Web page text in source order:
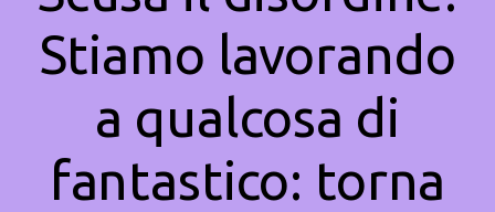
Stiamo lavorando
a qualcosa di
fantastico: torna